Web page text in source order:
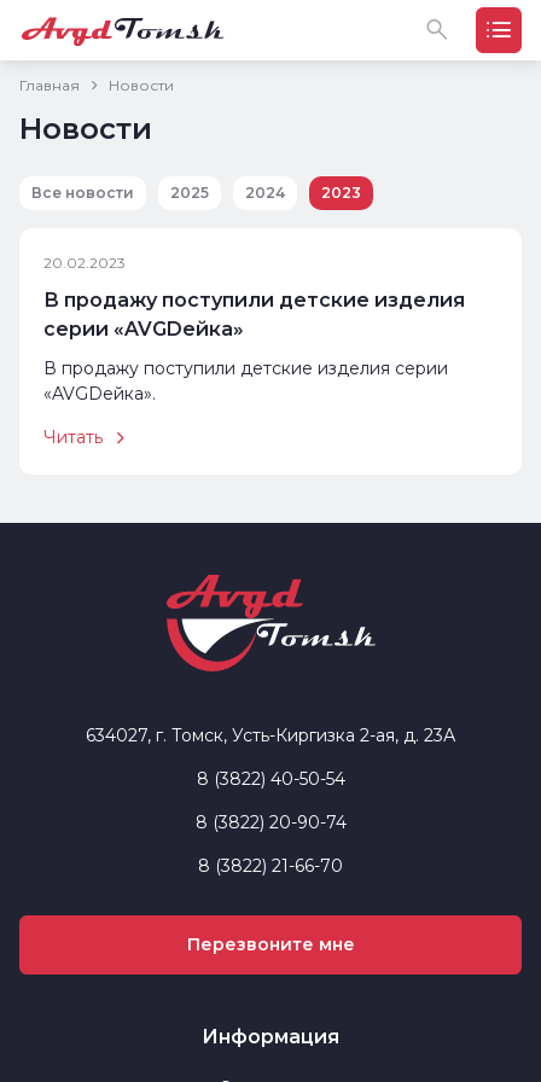
Главная Новости
Новости
Все новости 2025 2024 2023
20.02.2023
В продажу поступили детские изделия
серии «AVGDейка»
В продажу поступили детские изделия серии
«AVGDейка».
Читать
634027, г. Томск, Усть-Киргизка 2-ая, д. 23А
8 (3822) 40-50-54
8 (3822) 20-90-74
8 (3822) 21-66-70
Перезвоните мне
Информация